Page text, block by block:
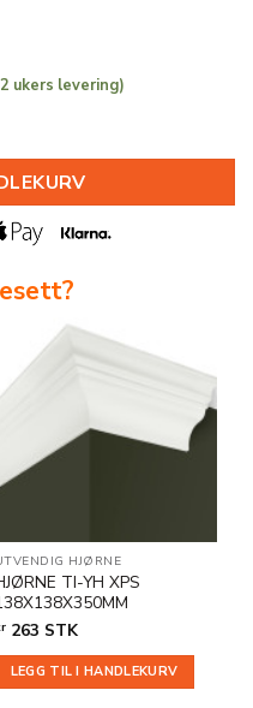
ukers levering)
antall
HJØRNE
TI-YH XPS
263 STK
LEGG TIL I HANDLEKURV